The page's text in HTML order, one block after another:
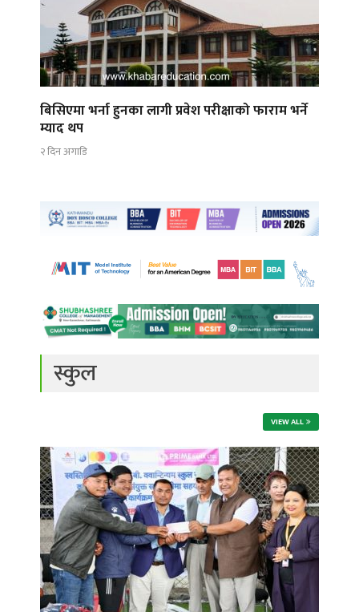
बिसिएमा भर्ना हुनका लागी प्रवेश परीक्षाको फाराम भर्ने
म्याद थप
२ दिन अगाडि
स्कुल
VIEW ALL